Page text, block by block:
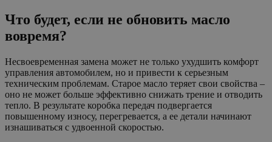
Что будет, если не обновить масло
вовремя?
Несвоевременная замена может не только ухудшить комфорт
управления автомобилем, но и привести к серьезным
техническим проблемам. Старое масло теряет свои свойства –
оно не может больше эффективно снижать трение и отводить
тепло. В результате коробка передач подвергается
повышенному износу, перегревается, а ее детали начинают
изнашиваться с удвоенной скоростью.